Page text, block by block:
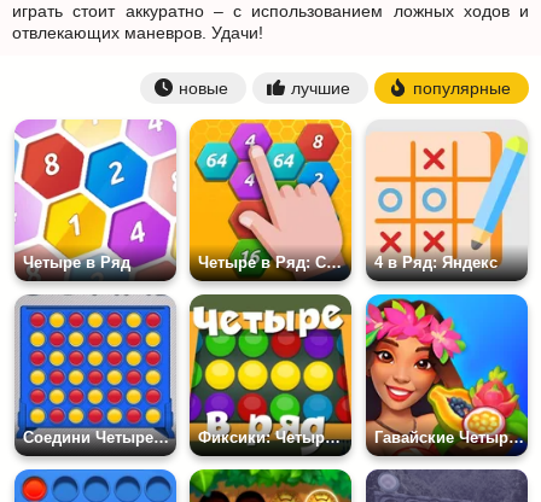
играть стоит аккуратно – с использованием ложных ходов и
отвлекающих маневров. Удачи!
новые лучшие популярные
Четыре в Ряд Четыре в Ряд: Соты 4 в Ряд: Яндекс
Соедини Четыре в Ряд Фиксики: Четыре в Ряд Гавайские Четыре в Ряд